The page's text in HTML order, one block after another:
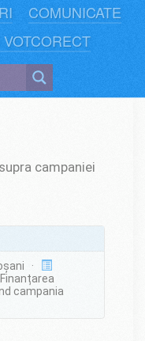
COMUNICATE
campaniei
·
campania